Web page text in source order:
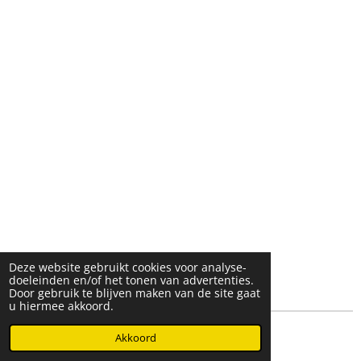
Deze website gebruikt cookies voor analyse-
doeleinden en/of het tonen van advertenties.
Door gebruik te blijven maken van de site gaat
u hiermee akkoord.
Akkoord
© 2025- 2026 Djöz mode